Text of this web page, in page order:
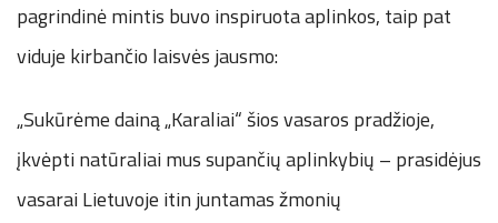
pagrindinė mintis buvo inspiruota aplinkos, taip pat
viduje kirbančio laisvės jausmo:
„Sukūrėme dainą „Karaliai“ šios vasaros pradžioje,
įkvėpti natūraliai mus supančių aplinkybių – prasidėjus
vasarai Lietuvoje itin juntamas žmonių